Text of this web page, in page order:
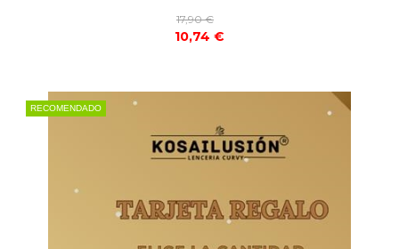
17,90 €
10,74 €
RECOMENDADO